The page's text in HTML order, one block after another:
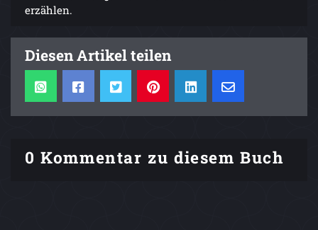
erzählen.
Diesen Artikel teilen
0 Kommentar zu diesem Buch